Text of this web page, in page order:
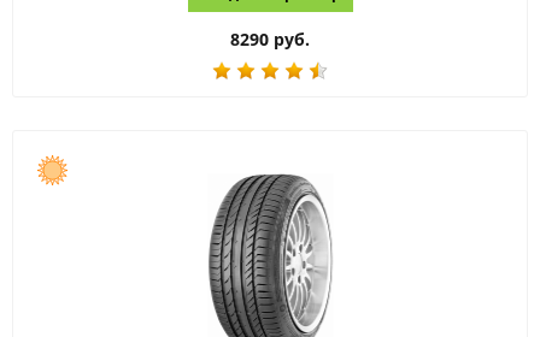
8290 руб.